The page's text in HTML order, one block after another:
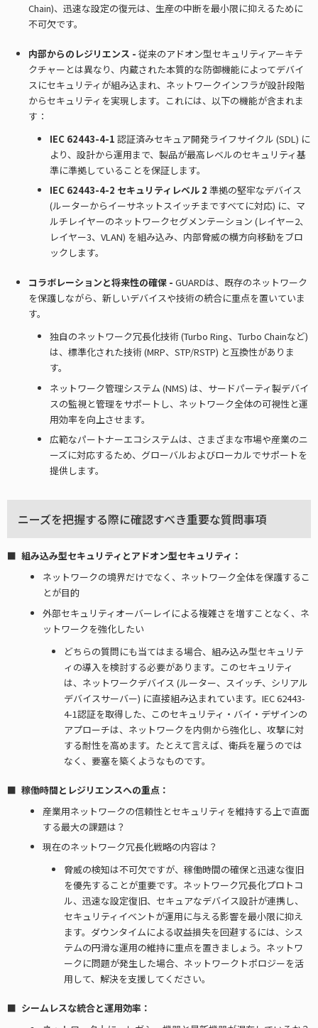
Chain)、迅速な設定の復元は、生産の中断を最小限に抑えるために
不可欠です。
内部からのレジリエンス - 従来のアドオン型セキュリティアーキテ
クチャーとは異なり、内蔵された本質的な防御機能によってデバイ
スにセキュリティが組み込まれ、ネットワークインフラが設計段階
からセキュリティを実現します。これには、以下の機能が含まれま
す：
IEC 62443-4-1 認証済みセキュア開発ライフサイクル (SDL) に
より、設計から運用まで、製品が最高レベルのセキュリティ基
準に準拠していることを保証します。
IEC 62443-4-2 セキュリティレベル 2 準拠の堅牢なデバイス
(ルーターからイーサネットスイッチまですべてに対応) に、マ
ルチレイヤーのネットワークセグメンテーション (レイヤー2、
レイヤー3、VLAN) を組み込み、内部脅威の横方向移動をブロ
ックします。
コラボレーションと将来性の確保 - GUARDは、既存のネットワーク
を保護しながら、新しいデバイスや技術の統合に重点を置いていま
す。
独自のネットワーク冗長化技術 (Turbo Ring、Turbo Chainなど)
は、標準化された技術 (MRP、STP/RSTP) と互換性がありま
す。
ネットワーク管理システム (NMS) は、サードパーティ製デバイ
スの監視と管理をサポートし、ネットワーク全体の可視性と運
用効率を向上させます。
広範なパートナーエコシステムは、さまざまな市場や産業のニ
ーズに対応するため、グローバルおよびローカルでサポートを
提供します。
ニーズを把握する際に確認すべき重要な質問事項
組み込み型セキュリティとアドオン型セキュリティ：
ネットワークの境界だけでなく、ネットワーク全体を保護するこ
とが目的
外部セキュリティオーバーレイによる複雑さを増すことなく、ネ
ットワークを強化したい
どちらの質問にも当てはまる場合、組み込み型セキュリテ
ィの導入を検討する必要があります。このセキュリティ
は、ネットワークデバイス (ルーター、スイッチ、シリアル
デバイスサーバー) に直接組み込まれています。IEC 62443-
4-1認証を取得した、このセキュリティ・バイ・デザインの
アプローチは、ネットワークを内側から強化し、攻撃に対
する耐性を高めます。たとえて言えば、衛兵を雇うのでは
なく、要塞を築くようなものです。
稼働時間とレジリエンスへの重点：
産業用ネットワークの信頼性とセキュリティを維持する上で直面
する最大の課題は？
現在のネットワーク冗長化戦略の内容は？
脅威の検知は不可欠ですが、稼働時間の確保と迅速な復旧
を優先することが重要です。ネットワーク冗長化プロトコ
ル、迅速な設定復旧、セキュアなデバイス設計が連携し、
セキュリティイベントが運用に与える影響を最小限に抑え
ます。ダウンタイムによる収益損失を回避するには、シス
テムの円滑な運用の維持に重点を置きましょう。ネットワ
ークに問題が発生した場合、ネットワークトポロジーを活
用して、解決を支援してください。
シームレスな統合と運用効率：